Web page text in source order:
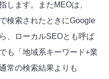
します。またMEOは、
検索されたときにGoogle
、ローカルSEOとも呼ば
も「地域系キーワード+業
常の検索結果よりも